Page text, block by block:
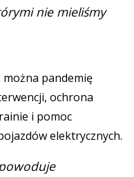
nie mieliśmy
pandemię
ochrona
i pomoc
elektrycznych.